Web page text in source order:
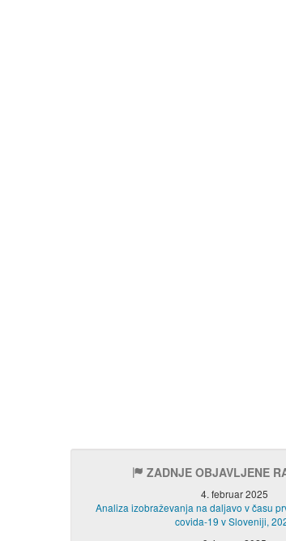
ZADNJE OBJAVLJENE
4. februar 2025
Analiza izobraževanja na daljavo v času
covida-19 v Sloveniji,